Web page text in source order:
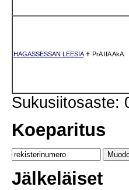
HAGASSESSAN LEESIA✝ PrA IfAAkA
Koeparitus
Jälkeläiset